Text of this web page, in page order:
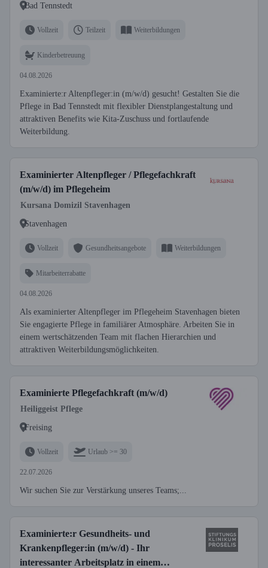
Bad Tennstedt
Vollzeit Teilzeit Weiterbildungen
Kinderbetreuung
04.08.2026
Examinierte:r Altenpfleger:in (m/w/d) gesucht! Gestalten Sie die
Pflege in Bad Tennstedt mit flexibler Dienstplangestaltung und
attraktiven Benefits wie Kita-Zuschuss und fortlaufende
Weiterbildung.
Examinierter Altenpfleger / Pflegefachkraft
(m/w/d) im Pflegeheim
Kursana Domizil Stavenhagen
Stavenhagen
Vollzeit Gesundheitsangebote Weiterbildungen
Mitarbeiterrabatte
04.08.2026
Als examinierter Altenpfleger im Pflegeheim Stavenhagen bieten
Sie engagierte Pflege in familiärer Atmosphäre. Arbeiten Sie in
einem wertschätzenden Team mit flachen Hierarchien und
attraktiven Weiterbildungsmöglichkeiten.
Examinierte Pflegefachkraft (m/w/d)
Heiliggeist Pflege
Freising
Vollzeit Urlaub >= 30
22.07.2026
Wir suchen Sie zur Verstärkung unseres Teams;...
Examinierte:r Gesundheits- und
Krankenpfleger:in (m/w/d) - Ihr
interessanter Arbeitsplatz in einem